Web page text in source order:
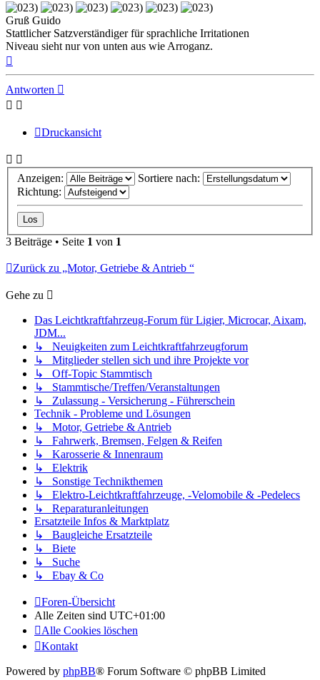
Gruß Guido
Stattlicher Satzverständiger für sprachliche Irritationen
Niveau sieht nur von unten aus wie Arroganz.
Antworten
Druckansicht
Anzeigen:
Sortiere nach:
Richtung:
3 Beiträge • Seite 1 von 1
Zurück zu „Motor, Getriebe & Antrieb “
Gehe zu
Das Leichtkraftfahrzeug-Forum für Ligier, Microcar, Aixam,
JDM...
↳ Neuigkeiten zum Leichtkraftfahrzeugforum
↳ Mitglieder stellen sich und ihre Projekte vor
↳ Off-Topic Stammtisch
↳ Stammtische/Treffen/Veranstaltungen
↳ Zulassung - Versicherung - Führerschein
Technik - Probleme und Lösungen
↳ Motor, Getriebe & Antrieb
↳ Fahrwerk, Bremsen, Felgen & Reifen
↳ Karosserie & Innenraum
↳ Elektrik
↳ Sonstige Technikthemen
↳ Elektro-Leichtkraftfahrzeuge, -Velomobile & -Pedelecs
↳ Reparaturanleitungen
Ersatzteile Infos & Marktplatz
↳ Baugleiche Ersatzteile
↳ Biete
↳ Suche
↳ Ebay & Co
Foren-Übersicht
Alle Zeiten sind UTC+01:00
Alle Cookies löschen
Kontakt
Powered by phpBB® Forum Software © phpBB Limited